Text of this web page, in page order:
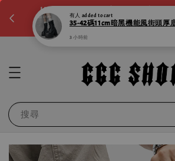
LINE:@noa4230k 客服回覆時間
p.m8:00
搜尋